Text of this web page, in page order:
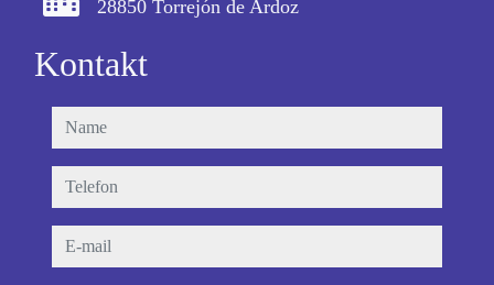
28850 Torrejón de Ardoz
Kontakt
name
telefon
e-mail